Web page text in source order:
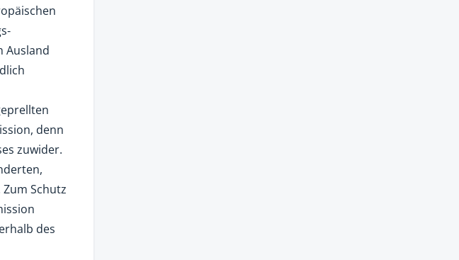
Ausland
denn
zuwider.
Schutz
des